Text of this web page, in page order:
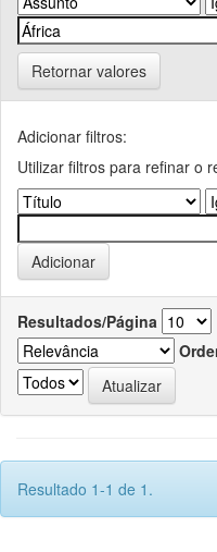
Retornar valores
Adicionar filtros:
Utilizar filtros para refinar o
Resultados/Página
Resultado 1-1 de 1.